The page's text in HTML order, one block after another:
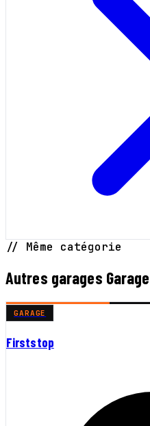
// Même catégorie
Autres garages
GARAGE
Firststop